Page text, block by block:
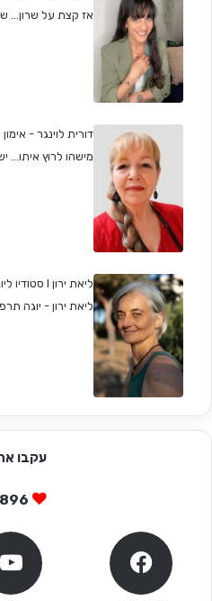
אז קצת על שרון…
דורית לוינגר -
מישהו לרוץ איתו...
ליאת ירון I סטודיו ליוגה תרפיה בנס ציונה
ליאת ירון - יוגה
עקבו